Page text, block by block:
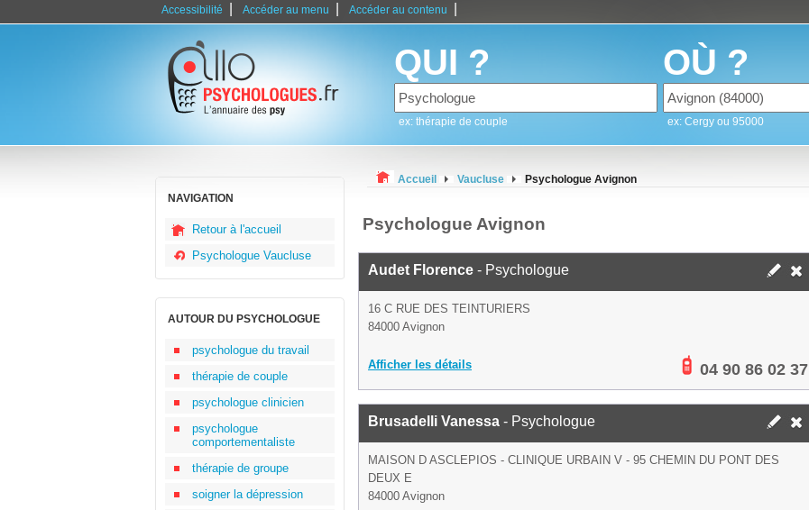
Accessibilité Accéder au menu Accéder au contenu
QUI ?
ex: thérapie de couple
OÙ ?
ex: Cergy ou 95000
NAVIGATION
Retour à l'accueil
Psychologue Vaucluse
AUTOUR DU PSYCHOLOGUE
psychologue du travail
thérapie de couple
psychologue clinicien
psychologue
comportementaliste
thérapie de groupe
soigner la dépression
Accueil Vaucluse Psychologue Avignon
Psychologue Avignon
Audet Florence - Psychologue
16 C RUE DES TEINTURIERS
84000 Avignon
Afficher les détails 04 90 86 02 37
Brusadelli Vanessa - Psychologue
MAISON D ASCLEPIOS - CLINIQUE URBAIN V - 95 CHEMIN DU PONT DES
DEUX E
84000 Avignon